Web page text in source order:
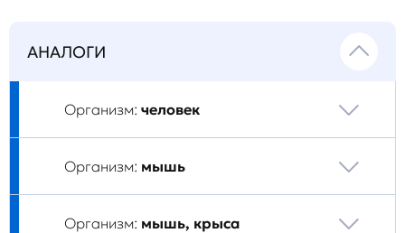
АНАЛОГИ
Организм: человек
Организм: мышь
Организм: мышь, крыса